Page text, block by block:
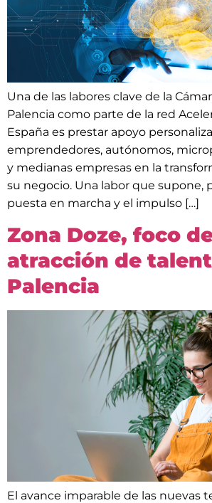
Una de las labores clave de la
Palencia como parte de la red
España es prestar apoyo
emprendedores, autónomos,
y medianas empresas en la
su negocio. Una labor que supone,
puesta en marcha y el impulso […]
Zona Doze, foco
atracción de
Palencia
El avance imparable de las nuevas